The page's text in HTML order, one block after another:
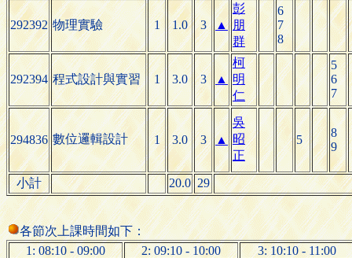
292392 物理實驗 1 1.0 3 ▲
彭
朋
群
6
7
8
292394 程式設計與實習 1 3.0 3 ▲
柯
明
仁
5
6
7
294836 數位邏輯設計 1 3.0 3 ▲
吳
昭
正
5
8
9
小計 20.0 29
各節次上課時間如下：
1: 08:10 - 09:00
2: 09:10 - 10:00
3: 10:10 - 11:00